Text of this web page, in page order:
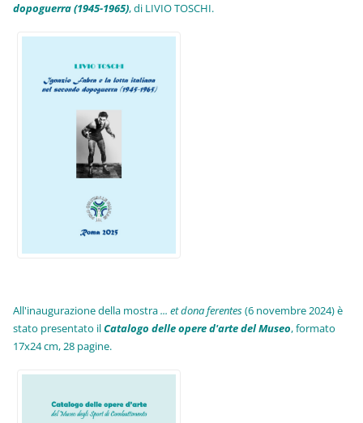
dopoguerra (1945-1965), di LIVIO TOSCHI.
All'inaugurazione della mostra... et dona ferentes(6 novembre 2024) è
stato presentato ilCatalogo delle opere d'arte del Museo, formato
17x24 cm, 28 pagine.